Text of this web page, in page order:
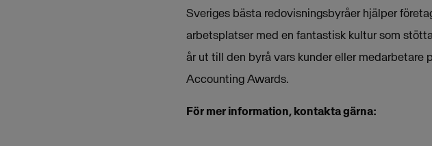
Sveriges bästa redovisningsbyråer hjälper
arbetsplatser med en fantastisk kultur som
år ut till den byrå vars kunder eller
Accounting Awards.
För mer information, kontakta gärna: